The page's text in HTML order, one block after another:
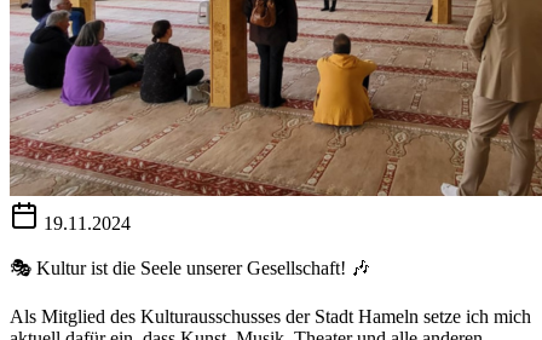
19.11.2024
🎭 Kultur ist die Seele unserer Gesellschaft! 🎶
Als Mitglied des Kulturausschusses der Stadt Hameln setze ich mich